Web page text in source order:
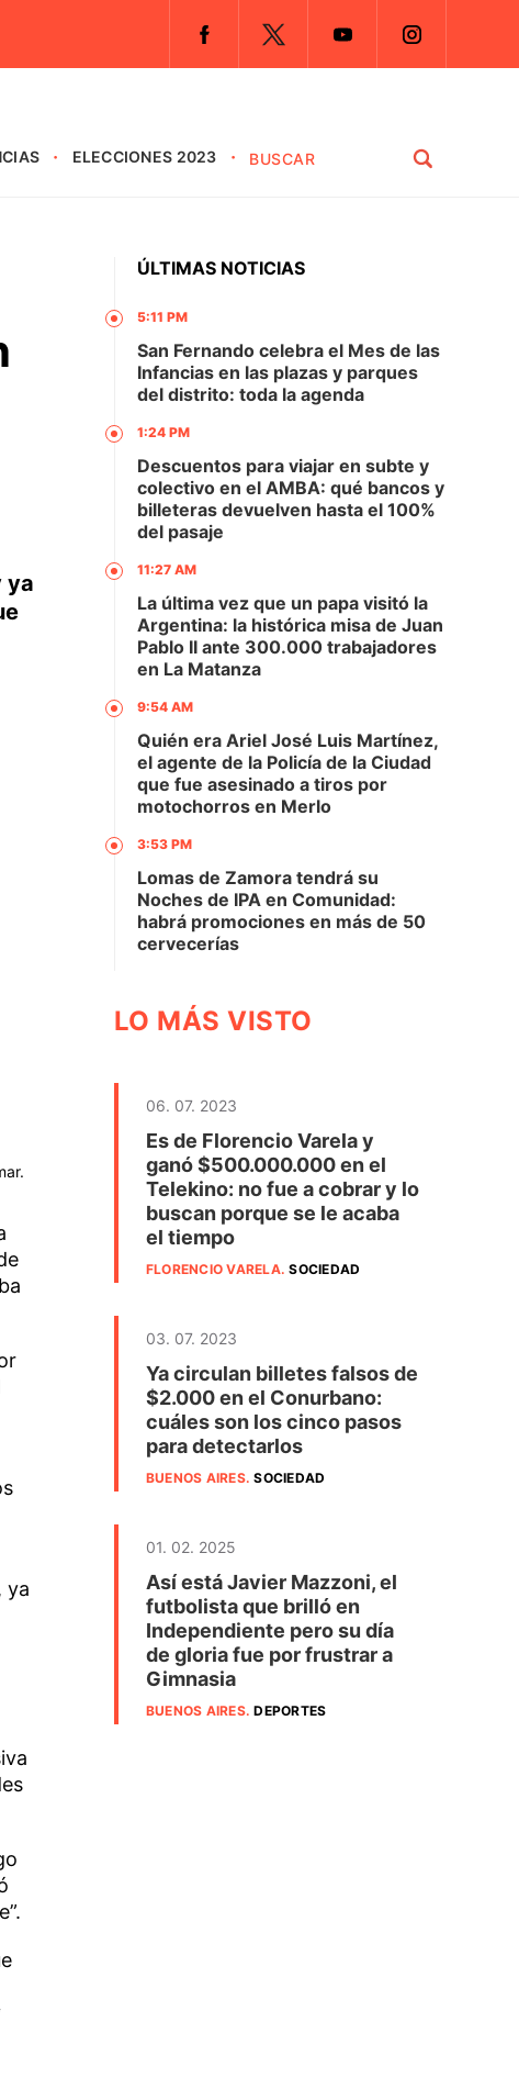
ELECCIONES 2023
ya
ya
ÚLTIMAS NOTICIAS
5:11 PM
San Fernando celebra el Mes de las
Infancias en las plazas y parques
del distrito: toda la agenda
1:24 PM
Descuentos para viajar en subte y
colectivo en el AMBA: qué bancos y
billeteras devuelven hasta el 100%
del pasaje
11:27 AM
La última vez que un papa visitó la
Argentina: la histórica misa de Juan
Pablo II ante 300.000 trabajadores
en La Matanza
9:54 AM
Quién era Ariel José Luis Martínez,
el agente de la Policía de la Ciudad
que fue asesinado a tiros por
motochorros en Merlo
3:53 PM
Lomas de Zamora tendrá su
Noches de IPA en Comunidad:
habrá promociones en más de 50
cervecerías
LO MÁS VISTO
06. 07. 2023
Es de Florencio Varela y
ganó $500.000.000 en el
Telekino: no fue a cobrar y lo
buscan porque se le acaba
el tiempo
FLORENCIO VARELA.SOCIEDAD
03. 07. 2023
Ya circulan billetes falsos de
$2.000 en el Conurbano:
cuáles son los cinco pasos
para detectarlos
BUENOS AIRES.SOCIEDAD
01. 02. 2025
Así está Javier Mazzoni, el
futbolista que brilló en
Independiente pero su día
de gloria fue por frustrar a
Gimnasia
BUENOS AIRES.DEPORTES